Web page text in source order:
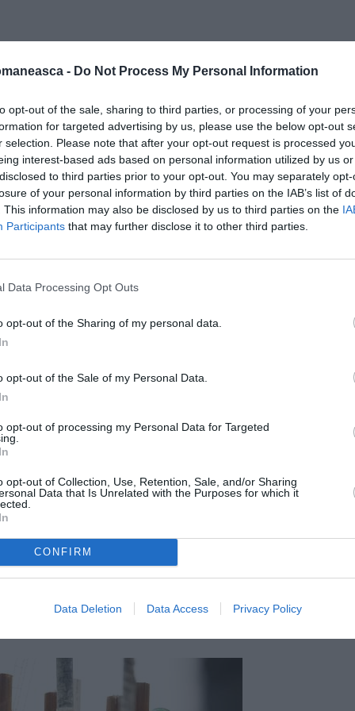
- Do Not Process My Personal Information
opt-out of the sale, sharing to third parties, or processing of your
for targeted advertising by us, please use the below opt-out
selection. Please note that after your opt-out request is processed
interest-based ads based on personal information utilized by us
to third parties prior to your opt-out. You may separately
of your personal information by third parties on the IAB’s list of
This information may also be disclosed by us to third parties on the
Participants that may further disclose it to other third parties.
Data Processing Opt Outs
opt-out of the Sharing of my personal data.
opt-out of the Sale of my Personal Data.
opt-out of processing my Personal Data for Targeted
opt-out of Collection, Use, Retention, Sale, and/or Sharing
Data that Is Unrelated with the Purposes for which it
CONFIRM
Data Deletion Data Access Privacy Policy
Vital Assistenza, iar în urma nenumăratelor
cât și italienești, nu s-a luat nicio
datorate și în ceea ce privește
Mioara Prodan, care a fost denunțată
din Italia – CGIL și Inspectoratul Muncii
declară Andrei Carmen Luminița,
de ani în Italia și de 6 ani în Sicilia, scrie
vor să lucreze în Italia că muncă fără
Statului, iar acceptarea unui loc de
foarte grave, cum ar fi traficul de
până la epuizare. Totodată
plece să muncească în Diaspora să se
de recrutare, deoarece autoritățile și
referitoare la exploatare prin muncă
în Europa mea”, C.A.P.I.M.E.D. va realiza o
un grad mare de risc și un ghid de
românii care vor să lucreze în Italia și
angajatorilor.